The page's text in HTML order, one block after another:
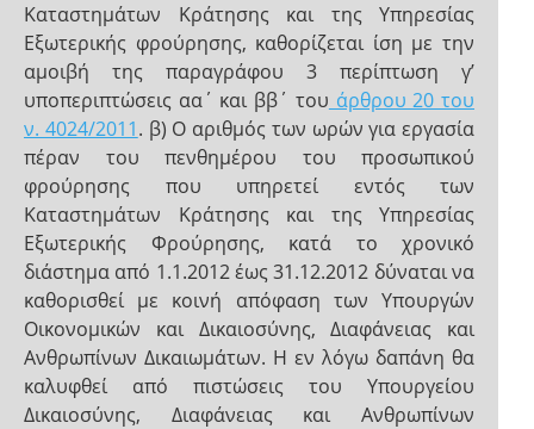
Καταστημάτων Κράτησης και της Υπηρεσίας
Εξωτερικής φρούρησης, καθορίζεται ίση με την
αμοιβή της παραγράφου 3 περίπτωση γ’
υποπεριπτώσεις αα΄ και ββ΄ του άρθρου 20 του
ν. 4024/2011. β) Ο αριθμός των ωρών για εργασία
πέραν του πενθημέρου του προσωπικού
φρούρησης που υπηρετεί εντός των
Καταστημάτων Κράτησης και της Υπηρεσίας
Εξωτερικής Φρούρησης, κατά το χρονικό
διάστημα από 1.1.2012 έως 31.12.2012 δύναται να
καθορισθεί με κοινή απόφαση των Υπουργών
Οικονομικών και Δικαιοσύνης, Διαφάνειας και
Ανθρωπίνων Δικαιωμάτων. Η εν λόγω δαπάνη θα
καλυφθεί από πιστώσεις του Υπουργείου
Δικαιοσύνης, Διαφάνειας και Ανθρωπίνων